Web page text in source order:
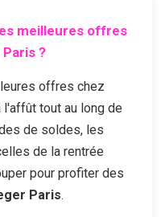
meilleures offres
Paris?
offres chez
tout au long de
de soldes, les
de la rentrée
pour profiter des
Paris.